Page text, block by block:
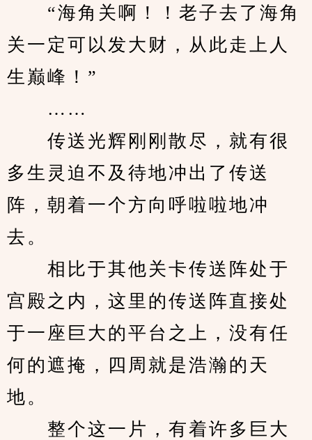
“海角关啊！！老子去了海角
关一定可以发大财，从此走上人
生巅峰！”
……
传送光辉刚刚散尽，就有很
多生灵迫不及待地冲出了传送
阵，朝着一个方向呼啦啦地冲
去。
相比于其他关卡传送阵处于
宫殿之内，这里的传送阵直接处
于一座巨大的平台之上，没有任
何的遮掩，四周就是浩瀚的天
地。
整个这一片，有着许多巨大